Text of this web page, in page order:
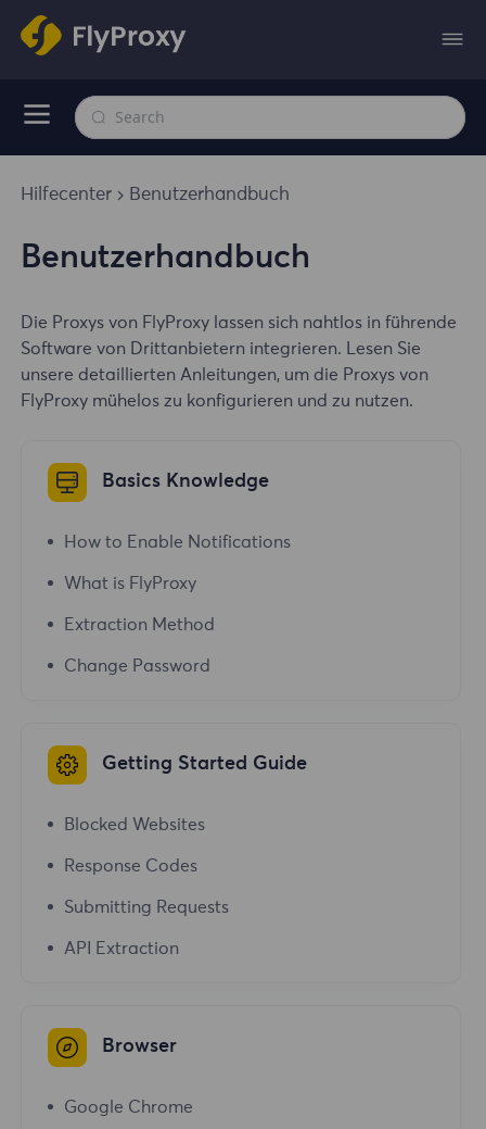
Hilfecenter Benutzerhandbuch
Benutzerhandbuch
Die Proxys von FlyProxy lassen sich nahtlos in führende
Software von Drittanbietern integrieren. Lesen Sie
unsere detaillierten Anleitungen, um die Proxys von
FlyProxy mühelos zu konfigurieren und zu nutzen.
Basics Knowledge
How to Enable Notifications
What is FlyProxy
Extraction Method
Change Password
Getting Started Guide
Blocked Websites
Response Codes
Submitting Requests
API Extraction
Browser
Google Chrome